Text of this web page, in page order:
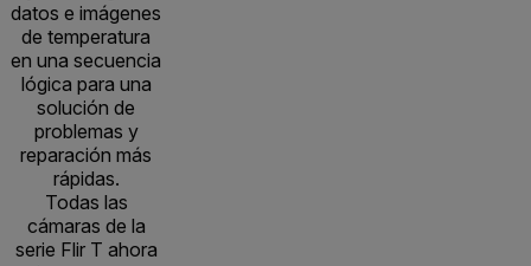
datos e imágenes
de temperatura
en una secuencia
lógica para una
solución de
problemas y
reparación más
rápidas.
Todas las
cámaras de la
serie Flir T ahora